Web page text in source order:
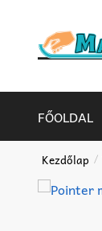
navigation
content
FŐOLDAL
Kezdőlap /